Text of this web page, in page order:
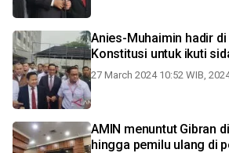
Anies-Muhaimin hadir
Konstitusi untuk ikuti
27 March 2024 10:52 WIB,
AMIN menuntut Gibran
hingga pemilu ulang di